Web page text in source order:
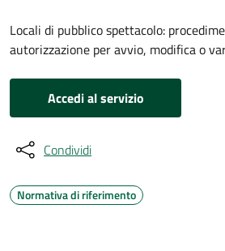
Locali di pubblico spettacolo:
autorizzazione per avvio, modifica o
Accedi al servizio
Condividi
Normativa di riferimento